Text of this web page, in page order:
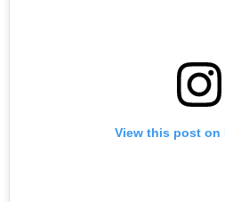
View this post on